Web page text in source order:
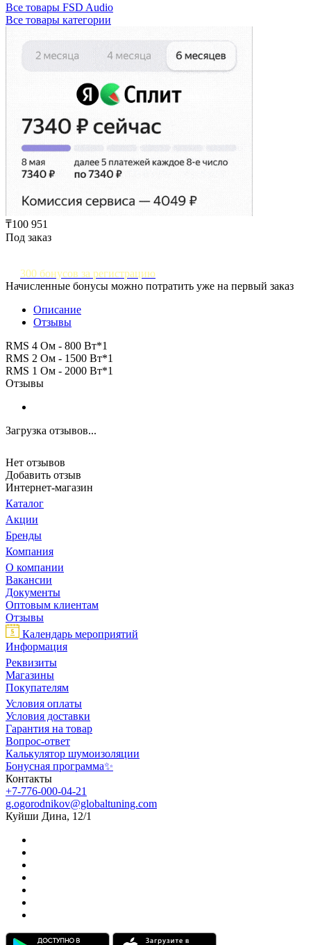
Все товары FSD Audio
Все товары категории
₸100 951
Под заказ
300 бонусов за регистрацию
Начисленные бонусы можно потратить уже на первый заказ
Описание
Отзывы
RMS 4 Ом - 800 Вт*1
RMS 2 Ом - 1500 Вт*1
RMS 1 Ом - 2000 Вт*1
Отзывы
Загрузка отзывов...
Нет отзывов
Добавить отзыв
Интернет-магазин
Каталог
Акции
Бренды
Компания
О компании
Вакансии
Документы
Оптовым клиентам
Отзывы
Календарь мероприятий
Информация
Реквизиты
Магазины
Покупателям
Условия оплаты
Условия доставки
Гарантия на товар
Вопрос-ответ
Калькулятор шумоизоляции
Бонусная программа✨
Контакты
+7-776-000-04-21
g.ogorodnikov@globaltuning.com
Куйши Дина, 12/1